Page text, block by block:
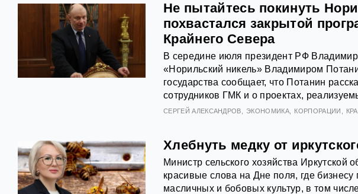
Не пытайтесь покинуть
похвастался закрытой
Крайнего Севера
В середине июля президент РФ
«Норильский никель» Владимиром
государства сообщает, что Потанин
сотрудников ГМК и о проектах,
СЕРГЕЙ АЛЕКСАНДРОВ ЭКОНОМИКА КОРПОРАЦИИ
Хлебнуть медку от
Министр сельского хозяйства
красивые слова на Дне поля, где
масличных и бобовых культур, в том